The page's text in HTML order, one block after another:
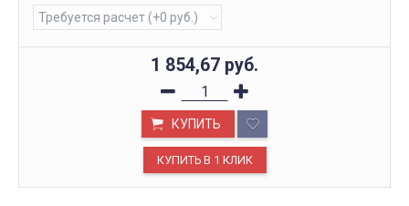
1 854,67 руб.
КУПИТЬ